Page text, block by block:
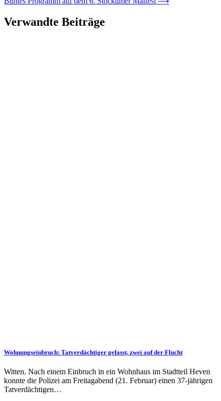
Verwandte Beiträge
Wohnungseinbruch: Tatverdächtiger gefasst, zwei auf der Flucht
Witten. Nach einem Einbruch in ein Wohnhaus im Stadtteil Heven
konnte die Polizei am Freitagabend (21. Februar) einen 37-jährigen
Tatverdächtigen…